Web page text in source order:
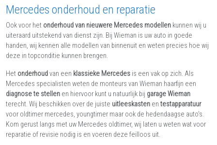
Mercedes onderhoud en reparatie
Ook voor het onderhoud van nieuwere Mercedes modellen kunnen wij u
uiteraard uitstekend van dienst zijn. Bij Wieman is uw auto in goede
handen, wij kennen alle modellen van binnenuit en weten precies hoe wij
deze in topconditie kunnen brengen.
Het onderhoudvan een klassieke Mercedes is een vak op zich. Als
Mercedes specialisten weten de monteurs van Wieman haarfijn een
diagnose te stellen en hiervoor kunt u natuurlijk bij garage Wieman
terecht. Wij beschikken over de juiste uitleeskasten en testapparatuur
voor oldtimer mercedes, youngtimer maar ook de hedendaagse auto's.
Kom gerust langs met uw Mercedes oldtimer, wij laten u weten wat voor
reparatie of revisie nodig is en voeren deze feilloos uit.